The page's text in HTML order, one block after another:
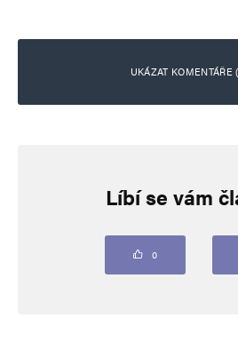
UKÁZAT KOMENTÁŘE
Vaše e-mailová adresa nebude zveřejněna.
Líbí se vám
0